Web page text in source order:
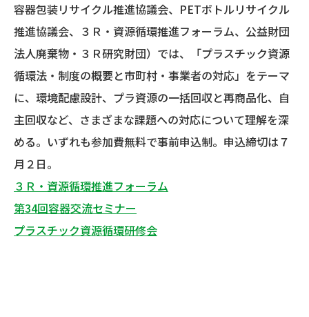
容器包装リサイクル推進協議会、PETボトルリサイクル
推進協議会、３Ｒ・資源循環推進フォーラム、公益財団
法人廃棄物・３Ｒ研究財団）では、「プラスチック資源
循環法・制度の概要と市町村・事業者の対応」をテーマ
に、環境配慮設計、プラ資源の一括回収と再商品化、自
主回収など、さまざまな課題への対応について理解を深
める。いずれも参加費無料で事前申込制。申込締切は７
月２日。
３Ｒ・資源循環推進フォーラム
第34回容器交流セミナー
プラスチック資源循環研修会